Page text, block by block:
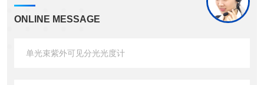
ONLINE MESSAGE